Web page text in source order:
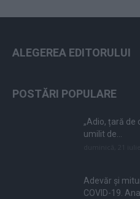
ALEGEREA EDITORULUI
POSTĂRI POPULARE
„Adio, țară de
umilit de...
Adevăr și
COVID-19.